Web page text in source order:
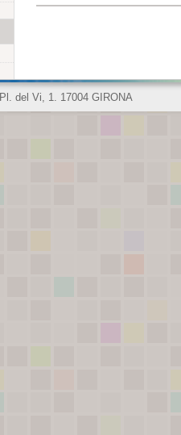
Pl. del Vi, 1. 17004 GIRONA